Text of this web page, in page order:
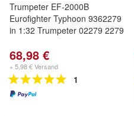
Trumpeter EF-2000B
Eurofighter Typhoon 9362279
in 1:32 Trumpeter 02279 2279
68,98 €
+ 5,98 € Versand
1